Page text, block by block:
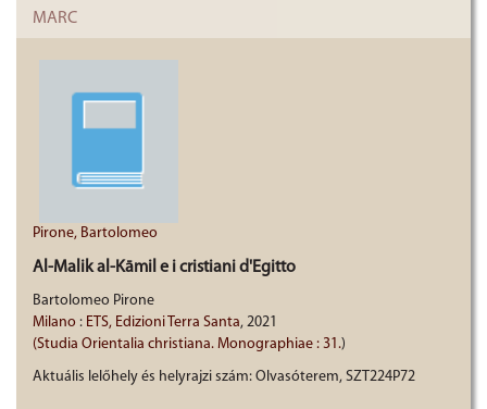
MARC
Pirone, Bartolomeo
Al-Malik al-Kāmil e i cristiani d'Egitto
Bartolomeo Pirone
Milano : ETS, Edizioni Terra Santa, 2021
(Studia Orientalia christiana. Monographiae : 31.)
Aktuális lelőhely és helyrajzi szám: Olvasóterem, SZT224P72